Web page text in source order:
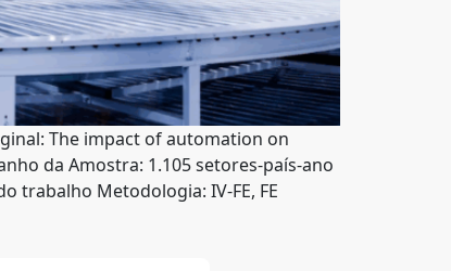
The impact of automation on
da Amostra: 1.105 setores-país-ano
trabalho Metodologia: IV-FE, FE